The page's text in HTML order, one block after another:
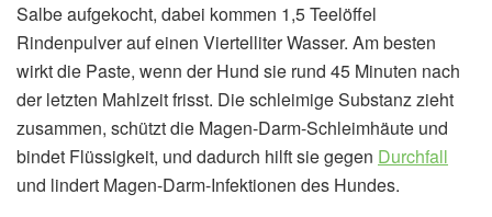
Salbe aufgekocht, dabei kommen 1,5 Teelöffel
Rindenpulver auf einen Viertelliter Wasser. Am besten
wirkt die Paste, wenn der Hund sie rund 45 Minuten nach
der letzten Mahlzeit frisst. Die schleimige Substanz zieht
zusammen, schützt die Magen-Darm-Schleimhäute und
bindet Flüssigkeit, und dadurch hilft sie gegen Durchfall
und lindert Magen-Darm-Infektionen des Hundes.